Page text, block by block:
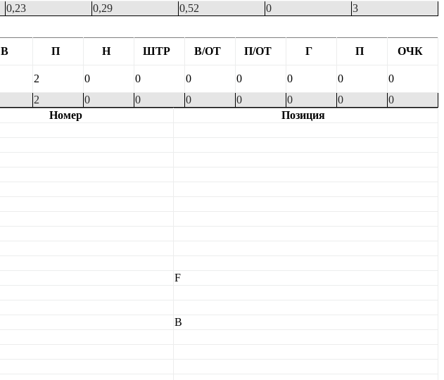
0,23 0,29 0,52 0 3
В П Н ШТР В/ОТ П/ОТ Г П
ОЧК
2 0 0 0 0 0 0
0
2 0 0 0 0 0 0
0
Номер
Позиция
F
В